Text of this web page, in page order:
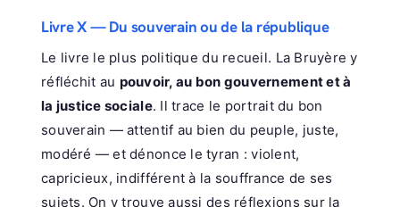
Livre X — Du souverain ou de la république
Le livre le plus politique du recueil. La Bruyère y
réfléchit au pouvoir, au bon gouvernement et à
la justice sociale. Il trace le portrait du bon
souverain — attentif au bien du peuple, juste,
modéré — et dénonce le tyran : violent,
capricieux, indifférent à la souffrance de ses
sujets. On y trouve aussi des réflexions sur la